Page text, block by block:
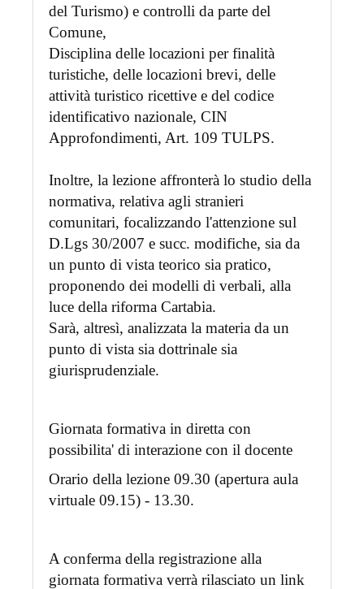
del Turismo) e controlli da parte del
Comune,
Disciplina delle locazioni per finalità
turistiche, delle locazioni brevi, delle
attività turistico ricettive e del codice
identificativo nazionale, CIN
Approfondimenti, Art. 109 TULPS.
Inoltre, la lezione affronterà lo studio della
normativa, relativa agli stranieri
comunitari, focalizzando l'attenzione sul
D.Lgs 30/2007 e succ. modifiche, sia da
un punto di vista teorico sia pratico,
proponendo dei modelli di verbali, alla
luce della riforma Cartabia.
Sarà, altresì, analizzata la materia da un
punto di vista sia dottrinale sia
giurisprudenziale.
Giornata formativa in diretta con
possibilita' di interazione con il docente
Orario della lezione 09.30 (apertura aula
virtuale 09.15) - 13.30.
A conferma della registrazione alla
giornata formativa verrà rilasciato un link